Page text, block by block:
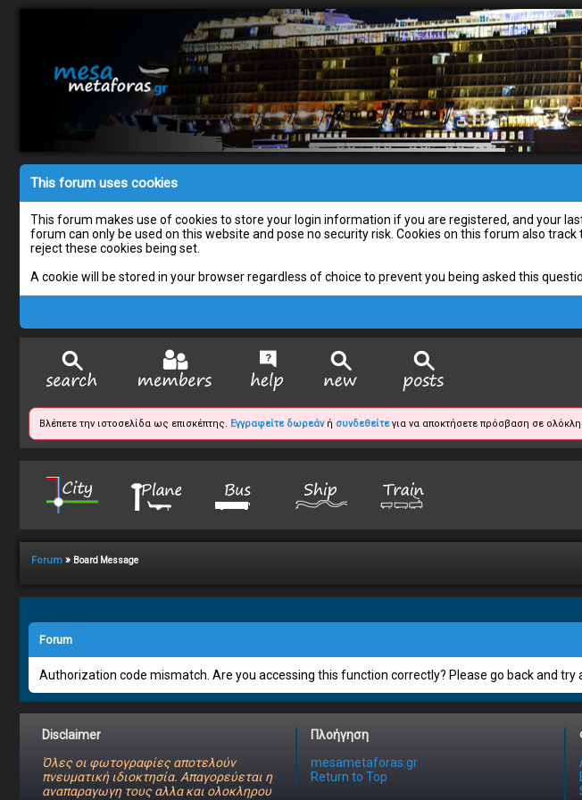
This forum uses cookies
This forum makes use of cookies to store your login information if you are registered, and your
forum can only be used on this website and pose no security risk. Cookies on this forum also
reject these cookies being set.
A cookie will be stored in your browser regardless of choice to prevent you being asked this
Βλέπετε την ιστοσελίδα ως επισκέπτης. Εγγραφείτε δωρεάνή συνδεθείτεγια να αποκτήσετε πρόσβαση σε
Forum » Board Message
Forum
Authorization code mismatch. Are you accessing this function correctly? Please go back and try
Disclaimer
Όλες οι φωτογραφίες αποτελούν
πνευματική ιδιοκτησία. Απαγορεύεται η
αναπαραγωγη τους αλλα και ολοκληρου
Πλοήγηση
mesametaforas.gr
Return to Top